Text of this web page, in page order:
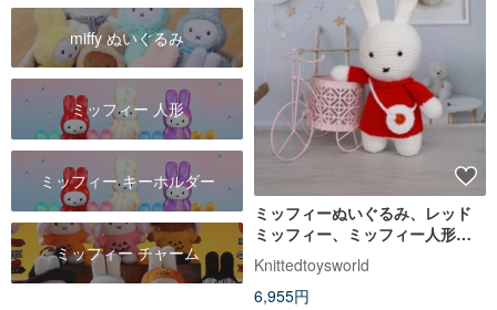
miffy ぬいぐるみ
ミッフィー 人形
ミッフィー キーホルダー
ミッフィー チャーム
ミッフィーぬいぐるみ、レッド
ミッフィー、ミッフィー人形、
ミッフィーぬいぐるみ
Knittedtoysworld
6,955円